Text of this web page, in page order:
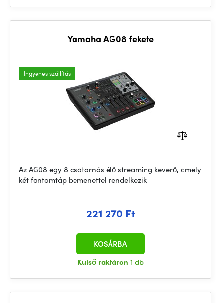
Yamaha AG08 fekete
Ingyenes szállítás
Az AG08 egy 8 csatornás élő streaming keverő, amely
két fantomtáp bemenettel rendelkezik
221 270 Ft
Külső raktáron 1 db
KOSÁRBA